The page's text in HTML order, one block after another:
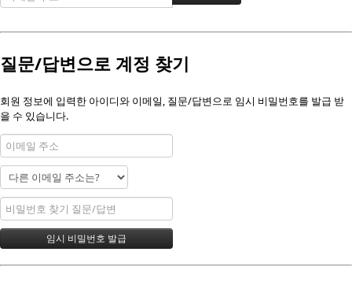
질문/답변으로 계정 찾기
회원 정보에 입력한 아이디와 이메일, 질문/답변으로 임시 비밀번호를 발급 받
을 수 있습니다.